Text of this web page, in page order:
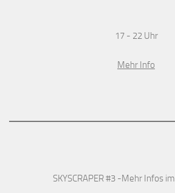
17 - 22 Uhr
Mehr Info
SKYSCRAPER #3 -Mehr Infos im